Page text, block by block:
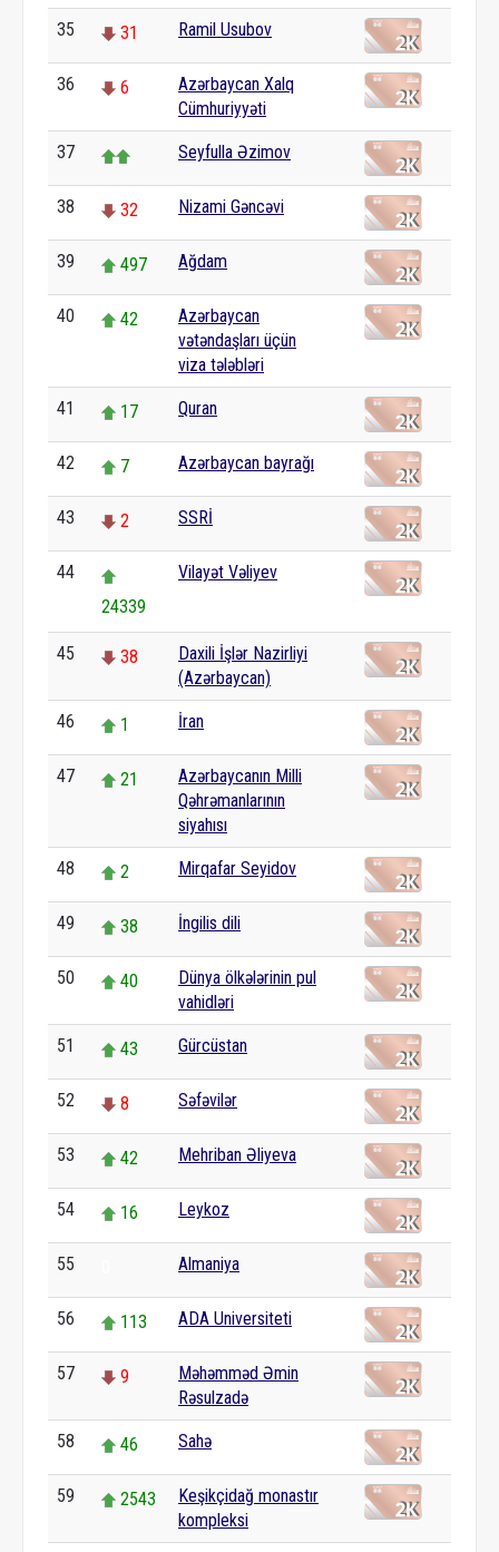
35 31 Ramil Usubov
36 6
Azərbaycan Xalq
Cümhuriyyəti
37 Seyfulla Əzimov
38 32 Nizami Gəncəvi
39 497 Ağdam
40 42
Azərbaycan
vətəndaşları üçün
viza tələbləri
41 17 Quran
42 7 Azərbaycan bayrağı
43 2 SSRİ
44
24339
Vilayət Vəliyev
45 38
Daxili İşlər Nazirliyi
(Azərbaycan)
46 1 İran
47 21
Azərbaycanın Milli
Qəhrəmanlarının
siyahısı
48 2 Mirqafar Seyidov
49 38 İngilis dili
50 40
Dünya ölkələrinin pul
vahidləri
51 43 Gürcüstan
52 8 Səfəvilər
53 42 Mehriban Əliyeva
54 16 Leykoz
55 Almaniya
56 113 ADA Universiteti
57 9
Məhəmməd Əmin
Rəsulzadə
58 46 Sahə
59 2543
Keşikçidağ monastır
kompleksi